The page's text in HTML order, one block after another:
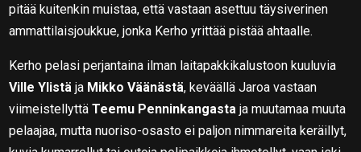
pitää kuitenkin muistaa, että vastaan asettuu täysiverinen
ammattilaisjoukkue, jonka Kerho yrittää pistää ahtaalle.
Kerho pelasi perjantaina ilman laitapakkikalustoon kuuluvia
Ville Ylistä ja Mikko Väänästä, keväällä Jaroa vastaan
viimeistellyttäTeemu Penninkangasta ja muutamaa muuta
pelaajaa, mutta nuoriso-osasto ei paljon nimmareita keräillyt,